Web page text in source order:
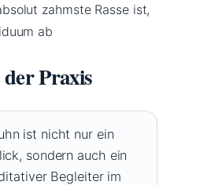
zahmste Rasse ist,
ab
Praxis
ist nicht nur ein
sondern auch ein
Begleiter im